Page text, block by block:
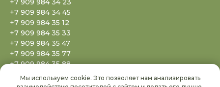
+7 909 984 34 23
+7 909 984 34 45
+7 909 984 35 12
+7 909 984 35 33
+7 909 984 35 47
+7 909 984 35 77
+7 909 984 35 88
+7 909 984 35 99
+7 909 984 36 20
Мы используем cookie. Это позволяет нам анализировать